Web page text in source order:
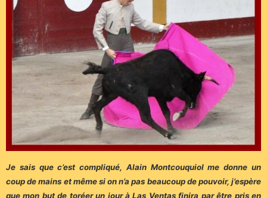
Je sais que c’est compliqué, Alain Montcouquiol me donne un
coup de mains et même si on n’a pas beaucoup de pouvoir, j’espère
que mon but de toréer un jour à Las Ventas finira par être pris en